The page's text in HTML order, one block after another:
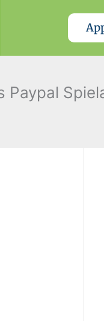
Paypal